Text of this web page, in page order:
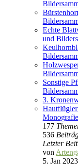
Echte
und
Sonstige
3.
177
536
Letzter
von
5. Jan